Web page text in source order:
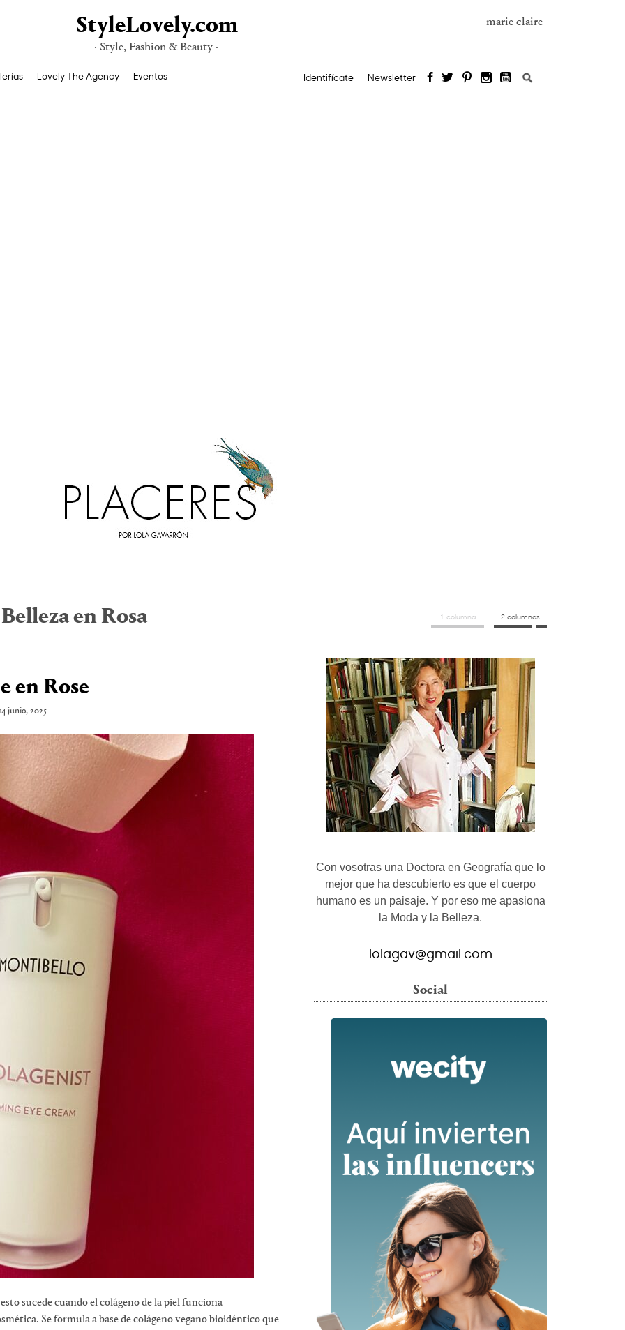
StyleLovely.com
· Style, Fashion & Beauty ·
marie claire
Lovely The Agency Eventos Identifícate Newsletter Buscar:
Belleza en Rosa
en Rose
junio, 2025
sucede cuando el colágeno de la piel funciona
Se formula a base de colágeno vegano bioidéntico que
1 columna 2 columnas
Con vosotras una Doctora en Geografía que lo
mejor que ha descubierto es que el cuerpo
humano es un paisaje. Y por eso me apasiona
la Moda y la Belleza.
lolagav@gmail.com
Social